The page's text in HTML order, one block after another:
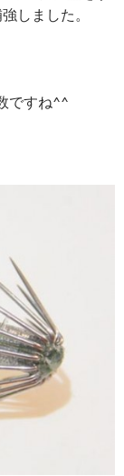
しました。
ですね^^